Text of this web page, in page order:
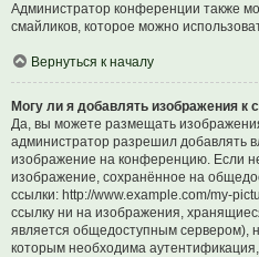
Администратор конференции также
смайликов, которое можно
Вернуться к началу
Могу ли я добавлять изображения к
Да, вы можете размещать
администратор разрешил добавлять
изображение на конференцию. Если
изображение, сохранённое на
ссылки: http://www.example.com/my-
ссылку ни на изображения,
является общедоступным сервером),
которым необходима